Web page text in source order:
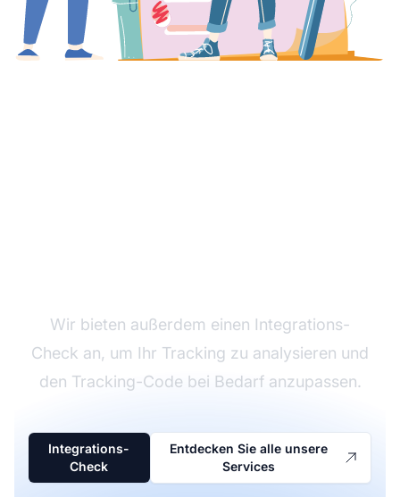
Wir bieten außerdem einen Integrations-
Check an, um Ihr Tracking zu analysieren und
den Tracking-Code bei Bedarf anzupassen.
Integrations-
Check
Entdecken Sie alle unsere
Services